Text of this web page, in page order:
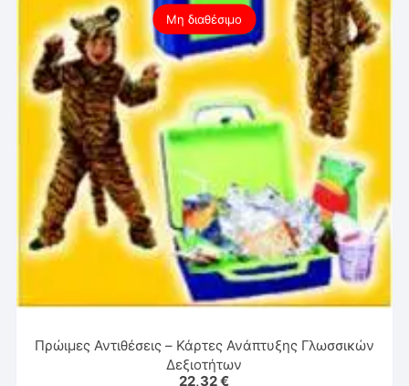
Μη διαθέσιμο
Πρώιμες Αντιθέσεις – Κάρτες Ανάπτυξης Γλωσσικών
Δεξιοτήτων
22,32€